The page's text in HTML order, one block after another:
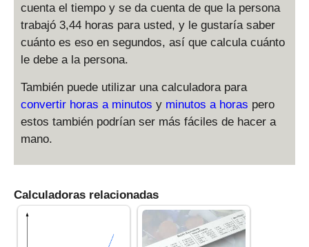
cuenta el tiempo y se da cuenta de que la persona
trabajó 3,44 horas para usted, y le gustaría saber
cuánto es eso en segundos, así que calcula cuánto
le debe a la persona.
También puede utilizar una calculadora para
convertir horas a minutos y minutos a horas pero
estos también podrían ser más fáciles de hacer a
mano.
Calculadoras relacionadas